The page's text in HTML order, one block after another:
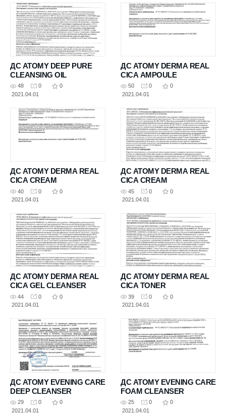
ДС ATOMY DEEP PURE
CLEANSING OIL
48 0
0
2021.04.01
ДС ATOMY DERMA REAL
CICA AMPOULE
50 0
0
2021.04.01
ДС ATOMY DERMA REAL
CICA CREAM
40 0
0
2021.04.01
ДС ATOMY DERMA REAL
CICA CREAM
45 0
0
2021.04.01
ДС ATOMY DERMA REAL
CICA GEL CLEANSER
44 0
0
2021.04.01
ДС ATOMY DERMA REAL
CICA TONER
39 0
0
2021.04.01
ДС ATOMY EVENING CARE
DEEP CLEANSER
29 0
0
2021.04.01
ДС ATOMY EVENING CARE
FOAM CLEANSER
25 0
0
2021.04.01